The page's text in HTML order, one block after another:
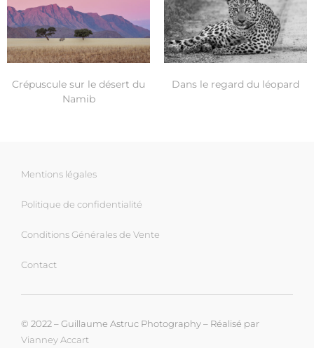
Crépuscule sur le désert du
Namib
Dans le regard du léopard
Mentions légales
Politique de confidentialité
Conditions Générales de Vente
Contact
© 2022 – Guillaume Astruc Photography – Réalisé par
Vianney Accart